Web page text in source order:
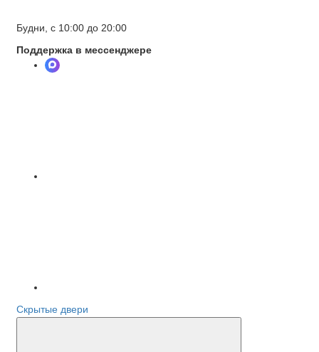
Будни, с 10:00 до 20:00
Поддержка в мессенджере
Скрытые двери